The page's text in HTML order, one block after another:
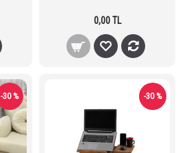
0,00 TL
-30 % -30 %